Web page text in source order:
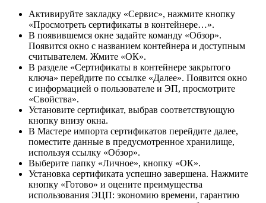
Активируйте закладку «Сервис», нажмите кнопку
«Просмотреть сертификаты в контейнере…».
В появившемся окне задайте команду «Обзор».
Появится окно с названием контейнера и доступным
считывателем. Жмите «ОК».
В разделе «Сертификаты в контейнере закрытого
ключа» перейдите по ссылке «Далее». Появится окно
с информацией о пользователе и ЭП, просмотрите
«Свойства».
Установите сертификат, выбрав соответствующую
кнопку внизу окна.
В Мастере импорта сертификатов перейдите далее,
поместите данные в предусмотренное хранилище,
используя ссылку «Обзор».
Выберите папку «Личное», кнопку «ОК».
Установка сертификата успешно завершена. Нажмите
кнопку «Готово» и оцените преимущества
использования ЭЦП: экономию времени, гарантию